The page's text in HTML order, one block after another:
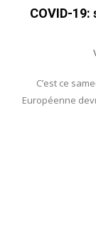
COVID-
C’est ce
Européenne